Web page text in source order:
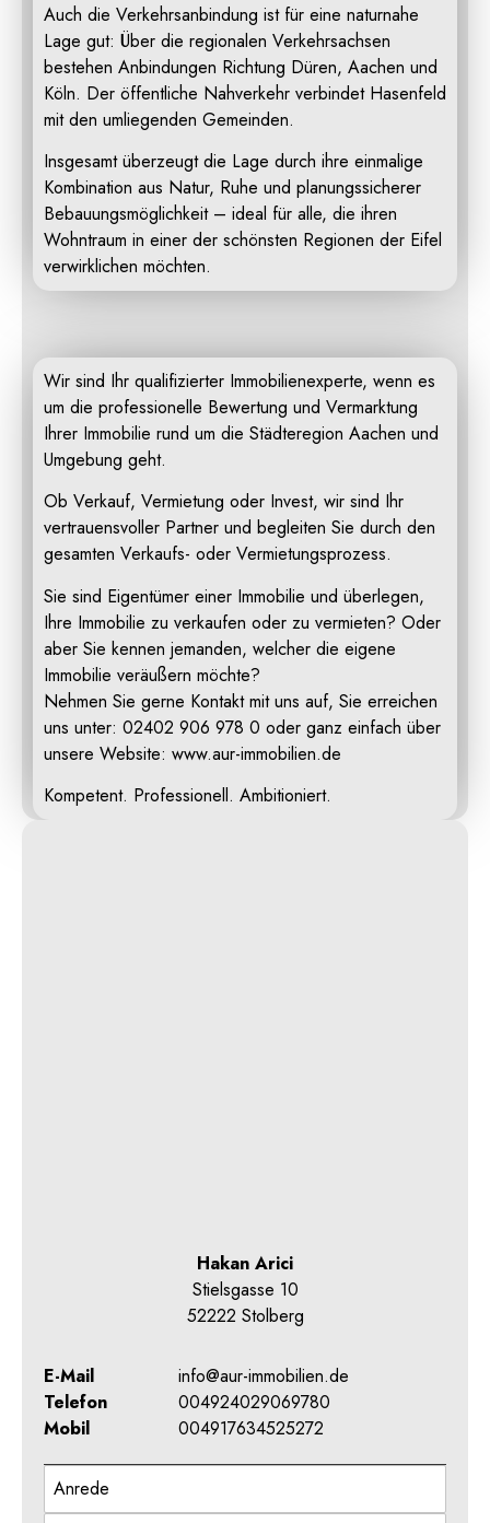
Auch die Verkehrsanbindung ist für eine naturnahe
Lage gut: Über die regionalen Verkehrsachsen
bestehen Anbindungen Richtung Düren, Aachen und
Köln. Der öffentliche Nahverkehr verbindet Hasenfeld
mit den umliegenden Gemeinden.
Insgesamt überzeugt die Lage durch ihre einmalige
Kombination aus Natur, Ruhe und planungssicherer
Bebauungsmöglichkeit – ideal für alle, die ihren
Wohntraum in einer der schönsten Regionen der Eifel
verwirklichen möchten.
Wir sind Ihr qualifizierter Immobilienexperte, wenn es
um die professionelle Bewertung und Vermarktung
Ihrer Immobilie rund um die Städteregion Aachen und
Umgebung geht.
Ob Verkauf, Vermietung oder Invest, wir sind Ihr
vertrauensvoller Partner und begleiten Sie durch den
gesamten Verkaufs- oder Vermietungsprozess.
Sie sind Eigentümer einer Immobilie und überlegen,
Ihre Immobilie zu verkaufen oder zu vermieten? Oder
aber Sie kennen jemanden, welcher die eigene
Immobilie veräußern möchte?
Nehmen Sie gerne Kontakt mit uns auf, Sie erreichen
uns unter: 02402 906 978 0 oder ganz einfach über
unsere Website: www.aur-immobilien.de
Kompetent. Professionell. Ambitioniert.
Hakan Arici
Stielsgasse 10
52222 Stolberg
E-Mail
info@aur-immobilien.de
Telefon
004924029069780
Mobil
004917634525272